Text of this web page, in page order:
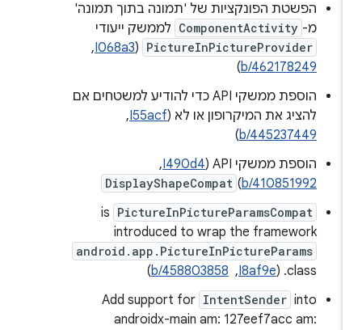
הפשטת הפונקציות של 'תמונה בתוך תמונה'
ComponentActivity לממשק ייעודי
PictureInPictureProvider
(
I068a3
, ‏
b/462178249
)
הוספת ממשקי API כדי להודיע למשטחים אם
להציג את המיקרופון או לא (I55acf
, ‏
b/445237449
)
הוספת ממשקי API‏ (
I490d4
, ‏
b/410851992
)
DisplayShapeCompat
PictureInPictureParamsCompat
is
introduced to wrap the framework
android.app.PictureInPictureParams
class. (
I8af9e
, ‏
b/458803858
)
Add support for IntentSender into
androidx-main am: 127eef7acc am: